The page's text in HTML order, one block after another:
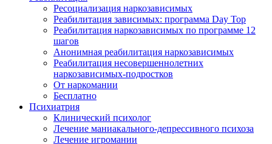
Ресоциализация наркозависимых
Реабилитация зависимых: программа Day Top
Реабилитация наркозависимых по программе 12
шагов
Анонимная реабилитация наркозависимых
Реабилитация несовершеннолетних
наркозависимых-подростков
От наркомании
Бесплатно
Психиатрия
Клинический психолог
Лечение маниакального-депрессивного психоза
Лечение игромании